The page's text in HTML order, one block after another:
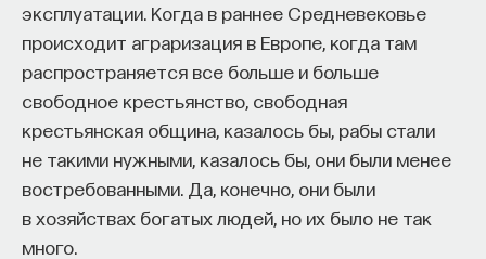
эксплуатации. Когда в раннее Средневековье
происходит аграризация в Европе, когда там
распространяется все больше и больше
свободное крестьянство, свободная
крестьянская община, казалось бы, рабы стали
не такими нужными, казалось бы, они были менее
востребованными. Да, конечно, они были
в хозяйствах богатых людей, но их было не так
много.
НАД МАТЕРИАЛОМ РАБОТАЛИ
Вячеслав Дубынин
доктор биологических наук, профессор
кафедры физиологии человека и животных
биологического факультета МГУ
физиологии мозга
БИОЛОГИЯ